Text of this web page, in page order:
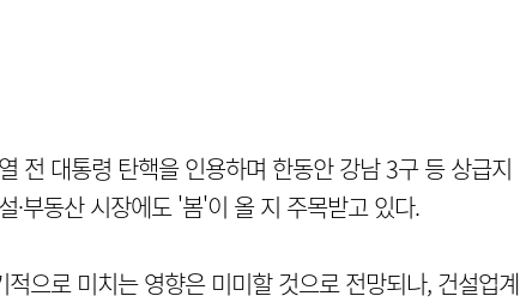
전 대통령 탄핵을 인용하며 한동안 강남 3구 등 상급지
·부동산 시장에도 '봄'이 올 지 주목받고 있다.
으로 미치는 영향은 미미할 것으로 전망되나, 건설업계